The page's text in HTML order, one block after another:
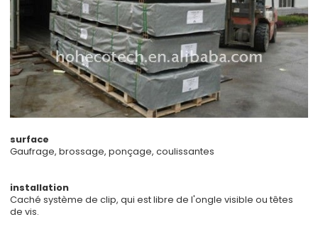
surface
Gaufrage, brossage, ponçage, coulissantes
installation
Caché système de clip, qui est libre de l'ongle visible ou têtes
de vis.